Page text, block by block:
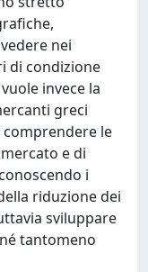
nei
di condizione
invece la
greci
le
e di
i
riduzione dei
sviluppare
tantomeno